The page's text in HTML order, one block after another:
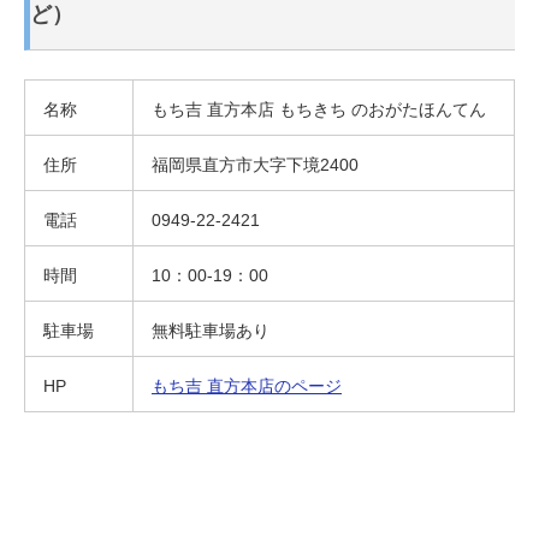
ど）
名称 もち吉 直方本店 もちきち のおがたほんてん
住所 福岡県直方市大字下境2400
電話 0949-22-2421
時間 10：00-19：00
駐車場 無料駐車場あり
HP もち吉 直方本店のページ